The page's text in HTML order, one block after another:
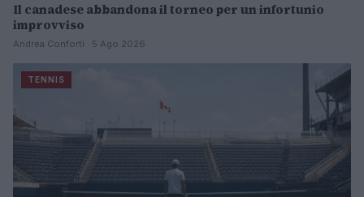
Il canadese abbandona il torneo per un infortunio
improvviso
Andrea Conforti · 5 Ago 2026
TENNIS